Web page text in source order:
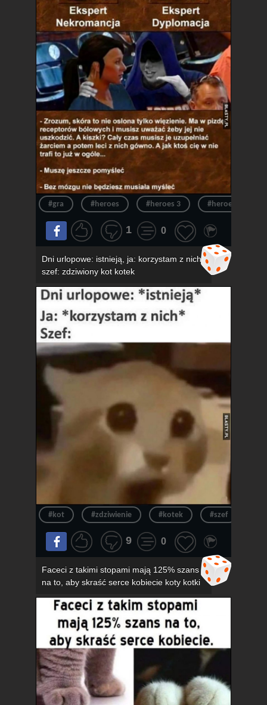
#gra #heroes #heroes 3 #heroes of
1 0
Dni urlopowe: istnieją, ja: korzystam z nich,
szef: zdziwiony kot kotek
#kot #zdziwienie #kotek #szef
9 0
Faceci z takimi stopami mają 125% szans
na to, aby skraść serce kobiecie koty kotki